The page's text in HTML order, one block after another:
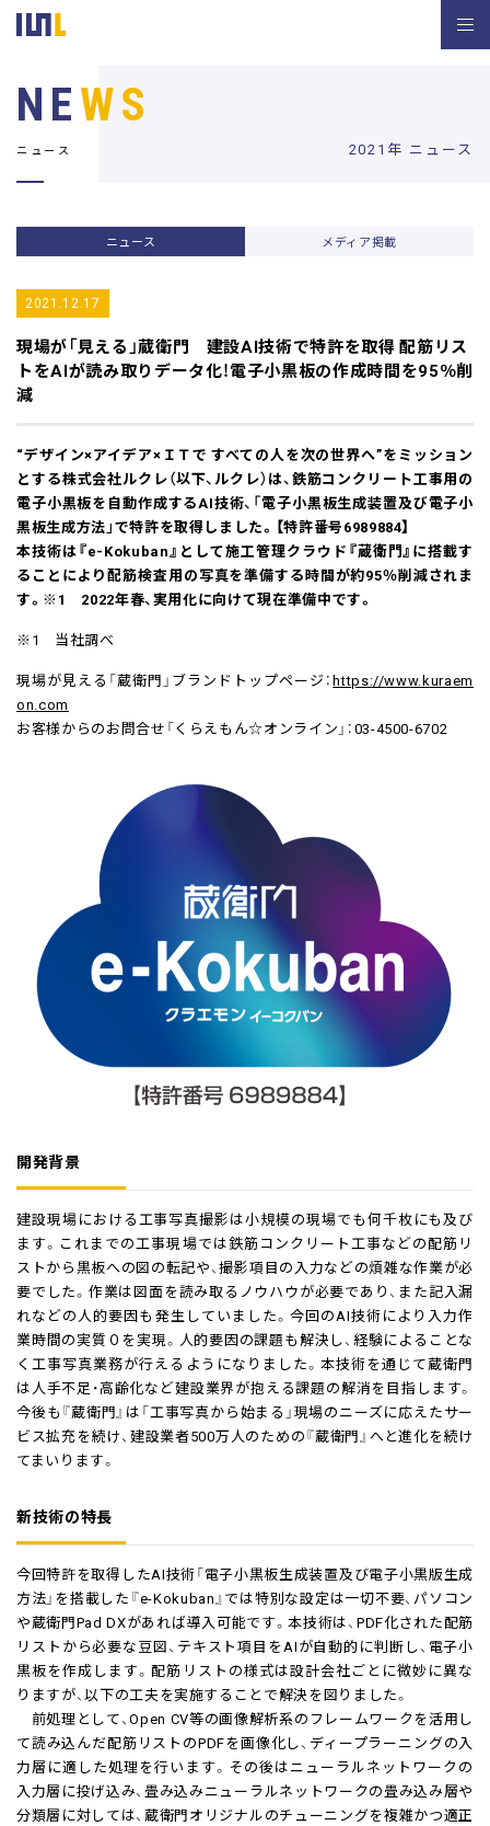
2021年 ニュース
NEWS
ニュース
ニュース メディア掲載
2021.12.17
現場が「見える」蔵衛門 建設AI技術で特許を取得 配筋リス
トをAIが読み取りデータ化！電子小黒板の作成時間を95％削
減
“デザイン×アイデア×ＩＴで すべての人を次の世界へ”をミッション
とする株式会社ルクレ（以下、ルクレ）は、鉄筋コンクリート工事用の
電子小黒板を自動作成するAI技術、「電子小黒板生成装置及び電子小
黒板生成方法」で特許を取得しました。【特許番号6989884】
本技術は『e-Kokuban』として施工管理クラウド『蔵衛門』に搭載す
ることにより配筋検査用の写真を準備する時間が約95％削減されま
す。※1 2022年春、実用化に向けて現在準備中です。
※1 当社調べ
現場が見える「蔵衛門」ブランドトップページ：https://www.kuraem
on.com
お客様からのお問合せ「くらえもん☆オンライン」：03-4500-6702
開発背景
建設現場における工事写真撮影は小規模の現場でも何千枚にも及び
ます。これまでの工事現場では鉄筋コンクリート工事などの配筋リ
ストから黒板への図の転記や、撮影項目の入力などの煩雑な作業が必
要でした。作業は図面を読み取るノウハウが必要であり、また記入漏
れなどの人的要因も発生していました。今回のAI技術により入力作
業時間の実質０を実現。人的要因の課題も解決し、経験によることな
く工事写真業務が行えるようになりました。本技術を通じて蔵衛門
は人手不足・高齢化など建設業界が抱える課題の解消を目指します。
今後も『蔵衛門』は「工事写真から始まる」現場のニーズに応えたサー
ビス拡充を続け、建設業者500万人のための『蔵衛門』へと進化を続け
てまいります。
新技術の特長
今回特許を取得したAI技術「電子小黒板生成装置及び電子小黒版生成
方法」を搭載した『e-Kokuban』では特別な設定は一切不要、パソコン
や蔵衛門Pad DXがあれば導入可能です。本技術は、PDF化された配筋
リストから必要な豆図、テキスト項目をAIが自動的に判断し、電子小
黒板を作成します。配筋リストの様式は設計会社ごとに微妙に異な
りますが、以下の工夫を実施することで解決を図りました。
前処理として、Open CV等の画像解析系のフレームワークを活用し
て読み込んだ配筋リストのPDFを画像化し、ディープラーニングの入
力層に適した処理を行います。その後はニューラルネットワークの
入力層に投げ込み、畳み込みニューラルネットワークの畳み込み層や
分類層に対しては、蔵衛門オリジナルのチューニングを複雑かつ適正